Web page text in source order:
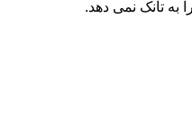
به تانک نمی دهد.